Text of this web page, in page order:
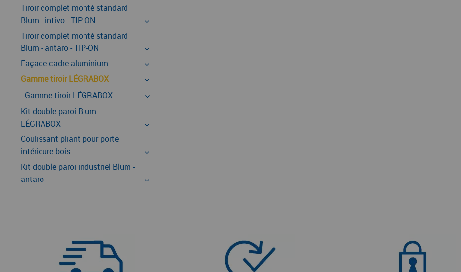
Tiroir complet monté standard
Blum - intivo - TIP-ON
Tiroir complet monté standard
Blum - antaro - TIP-ON
Façade cadre aluminium
Gamme tiroir LÉGRABOX
Gamme tiroir LÉGRABOX
Kit double paroi Blum -
LÉGRABOX
Coulissant pliant pour porte
intérieure bois
Kit double paroi industriel Blum -
antaro